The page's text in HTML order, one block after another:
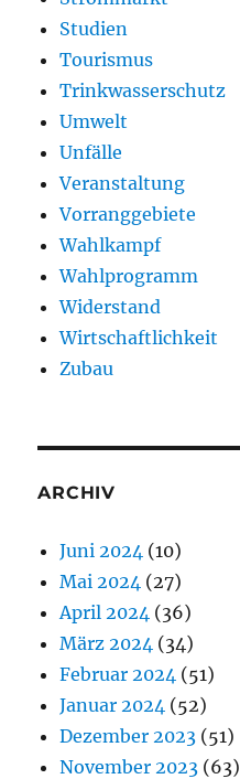
Studien
Tourismus
Trinkwasserschutz
Umwelt
Unfälle
Veranstaltung
Vorranggebiete
Wahlkampf
Wahlprogramm
Widerstand
Wirtschaftlichkeit
Zubau
ARCHIV
Juni 2024 (10)
Mai 2024 (27)
April 2024 (36)
März 2024 (34)
Februar 2024 (51)
Januar 2024 (52)
Dezember 2023 (51)
November 2023 (63)